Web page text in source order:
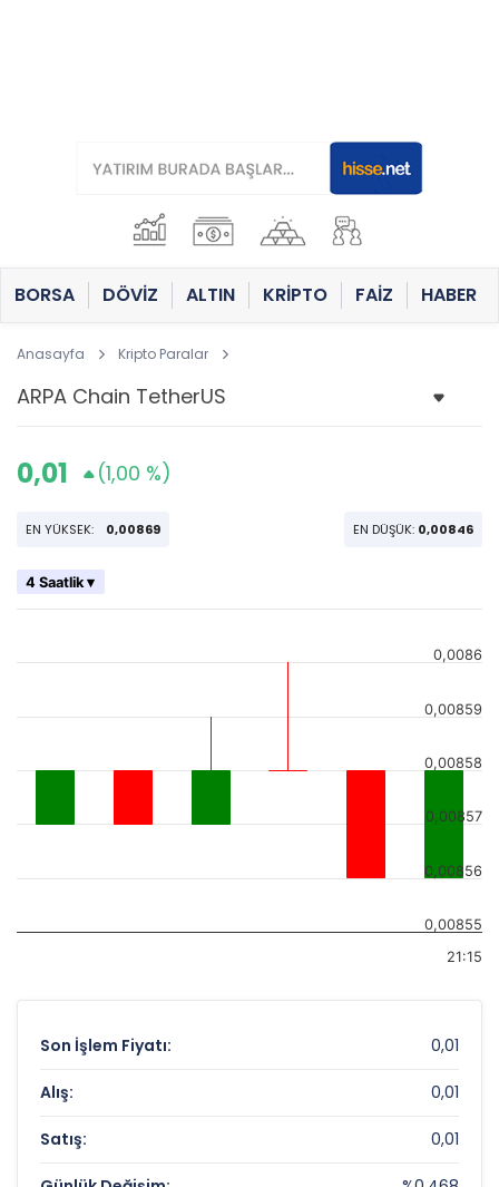
BORSA DÖVİZ ALTIN KRİPTO FAİZ HABER
Anasayfa Kripto Paralar
0,01 (1,00 %)
EN YÜKSEK: 0,00869 EN DÜŞÜK: 0,00846
4 Saatlik ▾
21:15
0,00855
0,00856
0,00857
0,00858
0,00859
0,0086
Son İşlem Fiyatı: 0,01
Alış: 0,01
Satış: 0,01